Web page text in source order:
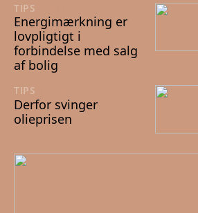
TIPS
Energimærkning er
lovpligtigt i
forbindelse med salg
af bolig
TIPS
Derfor svinger
olieprisen